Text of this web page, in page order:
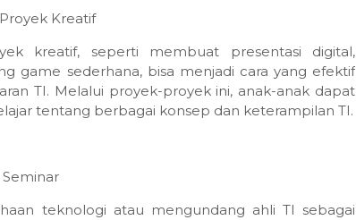
Kreatif
kreatif, seperti membuat presentasi digital,
game sederhana, bisa menjadi cara yang efektif
TI. Melalui proyek-proyek ini, anak-anak dapat
tentang berbagai konsep dan keterampilan TI.
teknologi atau mengundang ahli TI sebagai